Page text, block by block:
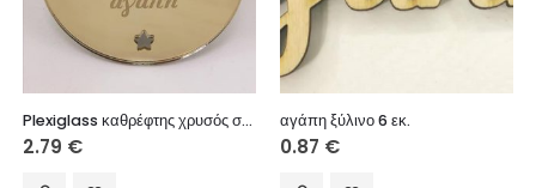
Plexiglass καθρέφτης χρυσός στρόγγυλο με ευχές (Στο Νονό μου με αγάπη) 6 εκ.
2.79 €
αγάπη ξύλινο 6 εκ.
0.87 €